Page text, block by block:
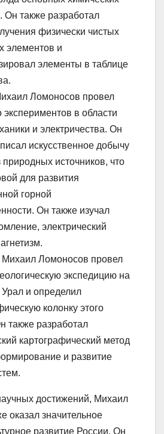
Он также разработал
физически чистых
элементов и
элементы в таблице
Ломоносов провел
в области
и электричества. Он
искусственное добычу
источников, что
для развития
горной
Он также изучал
электрический
Михаил Ломоносов провел
экспедицию на
и определил
колонку этого
также разработал
картографический метод
и развитие
достижений, Михаил
оказал значительное
развитие России. Он